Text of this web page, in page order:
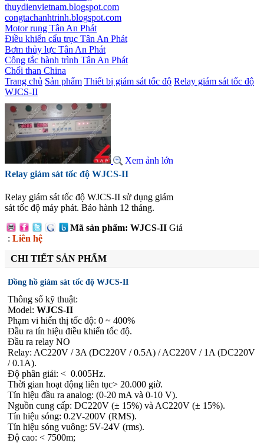
thuydienvietnam.blogspot.com
congtachanhtrinh.blogspot.com
Motor rung Tân An Phát
Điều khiển cẩu trục Tân An Phát
Bơm thủy lực Tân An Phát
Công tắc hành trình Tân An Phát
Chổi than China
Trang chủ Sản phẩm Thiết bị giám sát tốc độ Relay giám sát tốc độ
WJCS-II
Xem ảnh lớn
Relay giám sát tốc độ WJCS-II
Relay giám sát tốc độ WJCS-II sử dụng giám
sát tốc độ máy phát. Bảo hành 12 tháng.
Mã sản phẩm: WJCS-II Giá
: Liên hệ
CHI TIẾT SẢN PHẨM
Đồng hồ giám sát tốc độ WJCS-II
Thông số kỹ thuật:
Model: WJCS-II
Phạm vi hiển thị tốc độ: 0 ~ 400%
Đầu ra tín hiệu điều khiển tốc độ.
Đầu ra relay NO
Relay: AC220V / 3A (DC220V / 0.5A) / AC220V / 1A (DC220V
/ 0.1A).
Độ phân giải: < 0.005Hz.
Thời gian hoạt động liên tục> 20.000 giờ.
Tín hiệu đầu ra analog: (0-20 mA và 0-10 V).
Nguồn cung cấp: DC220V (± 15%) và AC220V (± 15%).
Tín hiệu sóng: 0.2V-200V (RMS).
Tín hiệu sóng vuông: 5V-24V (rms).
Độ cao: < 7500m;